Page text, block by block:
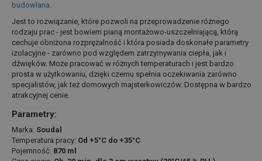
budowlana.
Jest to rozwiązanie, które pozwoli na przeprowadzenie różnego
rodzaju prac - jest bowiem pianą montażowo-uszczelniającą, którą
cechuje obniżona rozprężalność i która posiada doskonałe parametry
izolacyjne - zarówno pod względem zatrzymywania ciepła, jak i
dźwięków. Może pracować w różnych temperaturach i jest bardzo
prosta w użytkowaniu, dzięki czemu spełnia oczekiwania zarówno
specjalistów, jak też domowych majsterkowiczów. Dostępna w bardzo
atrakcyjnej cenie.
Parametry:
Marka: Soudal
Temperatura pracy: Od +5°C do +35°C
Pojemność: 870 ml